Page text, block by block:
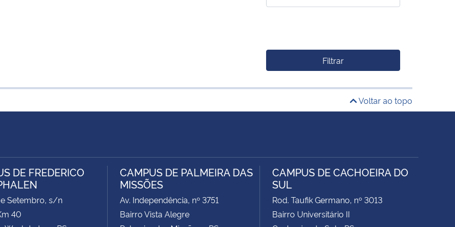
Filtrar
Voltar ao topo
DE FREDERICO
Setembro, s/n
40
CAMPUS DE PALMEIRA DAS
MISSÕES
Av. Independência, nº 3751
Bairro Vista Alegre
CAMPUS DE CACHOEIRA DO
SUL
Rod. Taufik Germano, nº 3013
Bairro Universitário II